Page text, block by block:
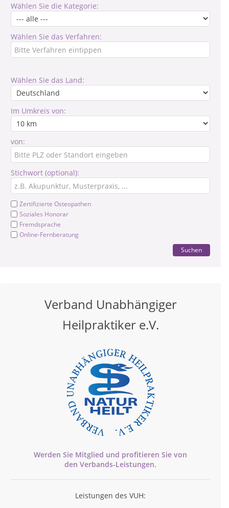
Wählen Sie die Kategorie:
Wählen Sie das Verfahren:
Wählen Sie das Land:
Im Umkreis von:
von:
Stichwort (optional):
Zertifizierte Osteopathen
Soziales Honorar
Fremdsprache
Online-Fernberatung
Suchen
Verband Unabhängiger
Heilpraktiker e.V.
Werden Sie Mitglied und profitieren Sie von
den Verbands-Leistungen.
Leistungen des VUH: